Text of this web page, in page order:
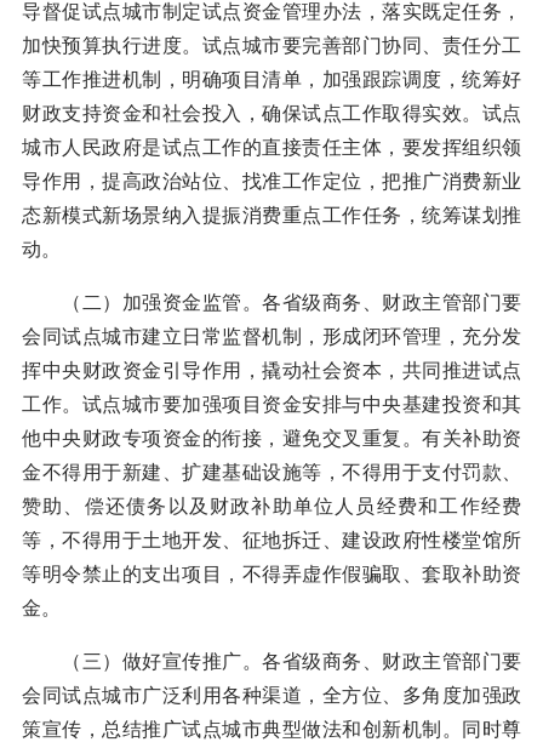
导督促试点城市制定试点资金管理办法，落实既定任务，
加快预算执行进度。试点城市要完善部门协同、责任分工
等工作推进机制，明确项目清单，加强跟踪调度，统筹好
财政支持资金和社会投入，确保试点工作取得实效。试点
城市人民政府是试点工作的直接责任主体，要发挥组织领
导作用，提高政治站位、找准工作定位，把推广消费新业
态新模式新场景纳入提振消费重点工作任务，统筹谋划推
动。
（二）加强资金监管。各省级商务、财政主管部门要
会同试点城市建立日常监督机制，形成闭环管理，充分发
挥中央财政资金引导作用，撬动社会资本，共同推进试点
工作。试点城市要加强项目资金安排与中央基建投资和其
他中央财政专项资金的衔接，避免交叉重复。有关补助资
金不得用于新建、扩建基础设施等，不得用于支付罚款、
赞助、偿还债务以及财政补助单位人员经费和工作经费
等，不得用于土地开发、征地拆迁、建设政府性楼堂馆所
等明令禁止的支出项目，不得弄虚作假骗取、套取补助资
金。
（三）做好宣传推广。各省级商务、财政主管部门要
会同试点城市广泛利用各种渠道，全方位、多角度加强政
策宣传，总结推广试点城市典型做法和创新机制。同时尊